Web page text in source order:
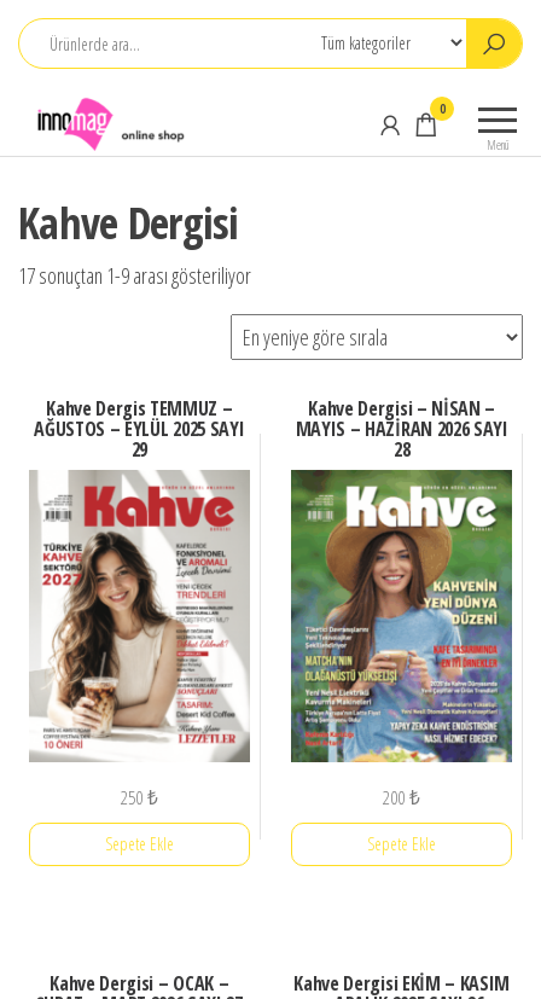
İçeriğe
atla
Satış / Menü
0
Kahve Dergisi
17 sonuçtan 1-9 arası gösteriliyorEn
yeniye
göre
Kahve Dergis TEMMUZ –
AĞUSTOS – EYLÜL 2025 SAYI
29
250₺
Sepete Ekle
Kahve Dergisi – NİSAN –
MAYIS – HAZİRAN 2026 SAYI
28
200₺
Sepete Ekle
Kahve Dergisi – OCAK – Kahve Dergisi EKİM – KASIM